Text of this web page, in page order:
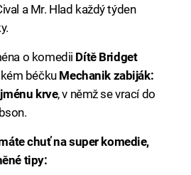
a Mr. Hlad každý týden
o komedii Dítě Bridget
béčku Mechanik zabiják:
krve, v němž se vrací do
chuť na super komedie,
tipy: